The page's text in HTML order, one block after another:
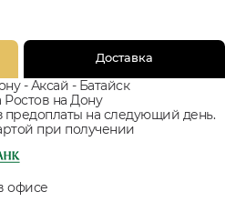
Доставка
- Аксай - Батайск
Ростов на Дону
предоплаты на следующий день.
при получении
офисе